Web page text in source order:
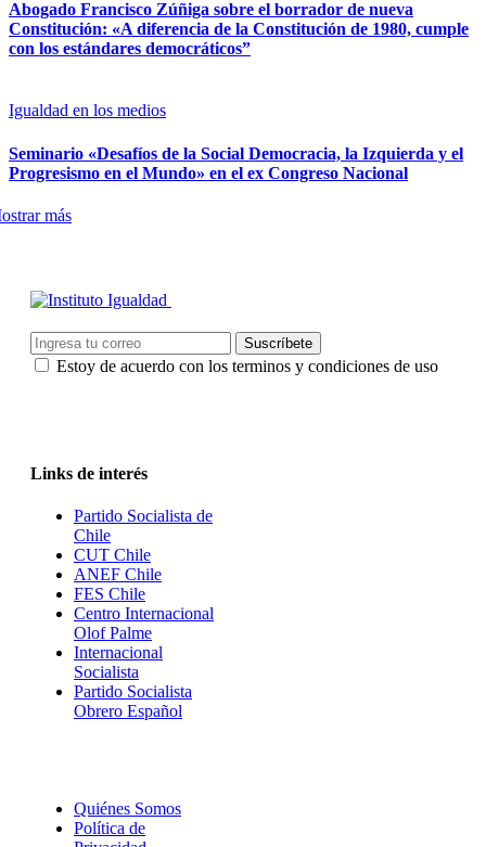
Abogado Francisco Zúñiga sobre el borrador de nueva
Constitución: «A diferencia de la Constitución de 1980, cumple
con los estándares democráticos”
Igualdad en los medios
Seminario «Desafíos de la Social Democracia, la Izquierda y el
Progresismo en el Mundo» en el ex Congreso Nacional
más
Estoy de acuerdo con los terminos y condiciones de uso
Links de interés
Partido Socialista de
Chile
CUT Chile
ANEF Chile
FES Chile
Centro Internacional
Olof Palme
Internacional
Socialista
Partido Socialista
Obrero Español
Quiénes Somos
Política de